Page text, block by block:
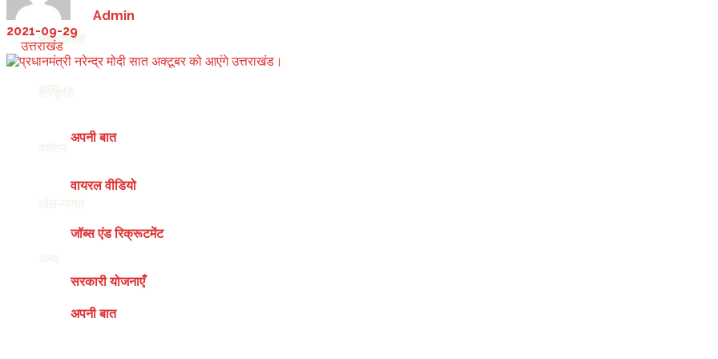
खेल-जगत
अपनी बात
वायरल वीडियो
जॉब्स एंड रिक्रूटमेंट
सरकारी योजनाएँ
देश-दुनिया
अपनी बात
Admin
2021-09-29
उत्तराखंड